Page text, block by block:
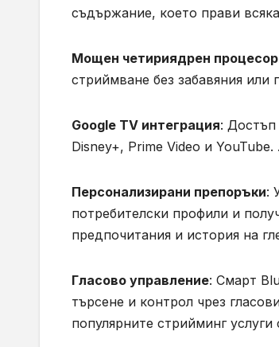
съдържание, което прави
Мощен четириядрен процесор
стриймване без забавяния или
Google TV интеграция:
Disney+, Prime Video и YouTube. .
Персонализирани препоръки:
потребителски профили и
предпочитания и история на
Гласово управление: Смарт
търсене и контрол чрез
популярните стрийминг